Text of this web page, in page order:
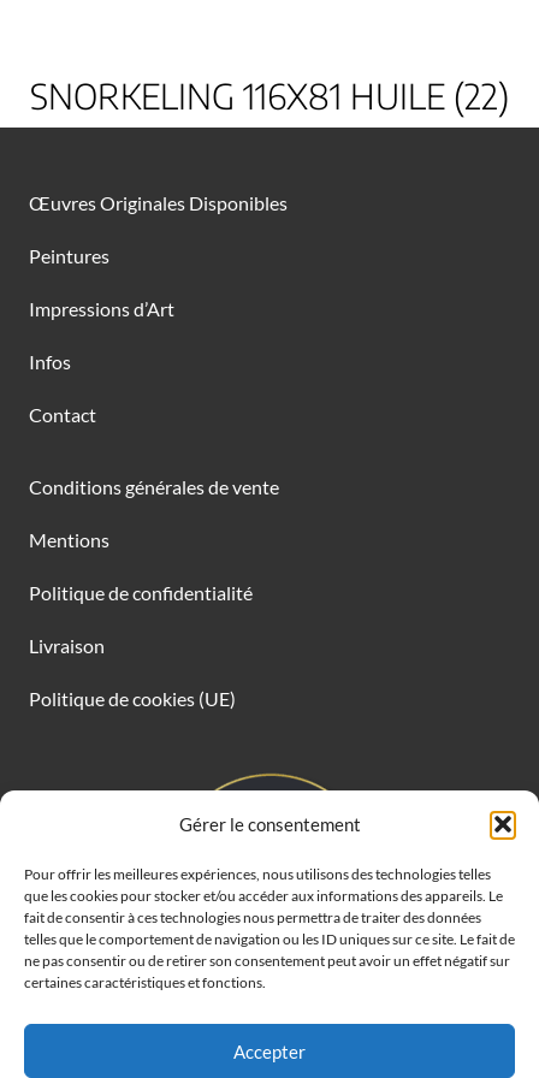
Gérer le consentement
Pour offrir les meilleures expériences, nous utilisons des technologies telles
que les cookies pour stocker et/ou accéder aux informations des appareils. Le
fait de consentir à ces technologies nous permettra de traiter des données
telles que le comportement de navigation ou les ID uniques sur ce site. Le fait de
ne pas consentir ou de retirer son consentement peut avoir un effet négatif sur
certaines caractéristiques et fonctions.
Accepter
SNORKELING 116X81 HUILE (22)
Œuvres Originales Disponibles
Peintures
Impressions d’Art
Infos
Contact
Conditions générales de vente
Mentions
Politique de confidentialité
Livraison
Politique de cookies (UE)